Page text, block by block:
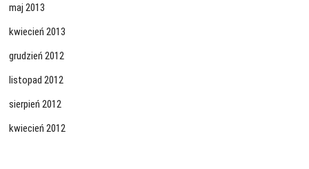
maj 2013
kwiecień 2013
grudzień 2012
listopad 2012
sierpień 2012
kwiecień 2012